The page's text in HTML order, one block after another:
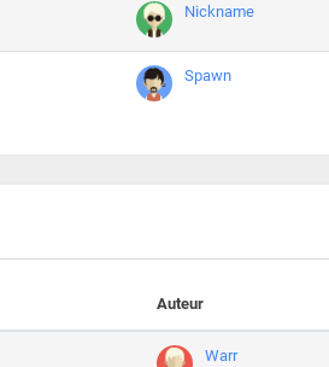
Nickname
Spawn
Auteur
Warr